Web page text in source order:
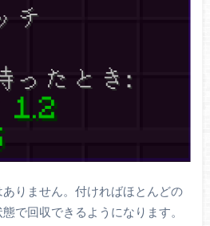
りません。付ければほとんどの
で回収できるようになります。